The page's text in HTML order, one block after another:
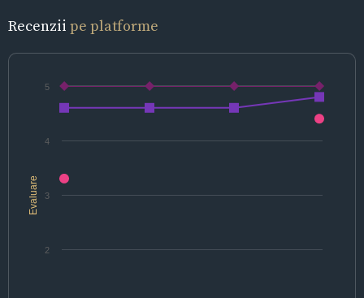
Recenzii pe platforme
Evaluare
2
3
4
5